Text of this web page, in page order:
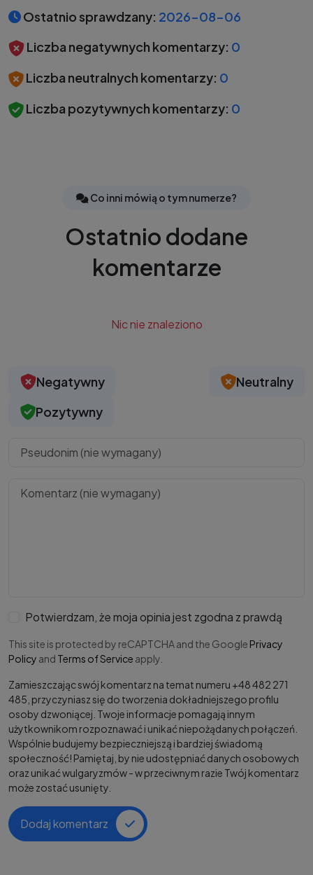
Ostatnio sprawdzany: 2026-08-06
Liczba negatywnych komentarzy: 0
Liczba neutralnych komentarzy: 0
Liczba pozytywnych komentarzy: 0
Co inni mówią o tym numerze?
Ostatnio dodane
komentarze
Nic nie znaleziono
Negatywny
Neutralny
Pozytywny
Potwierdzam, że moja opinia jest zgodna z prawdą
This site is protected by reCAPTCHA and the Google Privacy
Policy and Terms of Service apply.
Zamieszczając swój komentarz na temat numeru +48 482 271
485, przyczyniasz się do tworzenia dokładniejszego profilu
osoby dzwoniącej. Twoje informacje pomagają innym
użytkownikom rozpoznawać i unikać niepożądanych połączeń.
Wspólnie budujemy bezpieczniejszą i bardziej świadomą
społeczność! Pamiętaj, by nie udostępniać danych osobowych
oraz unikać wulgaryzmów - w przeciwnym razie Twój komentarz
może zostać usunięty.
Dodaj komentarz